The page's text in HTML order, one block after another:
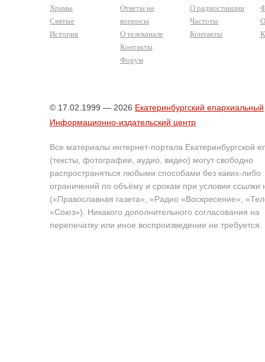
Храмы
Святые
История
Ответы на
вопросы
О телеканале
Контакты
Форум
О радиостанции
Частоты
Контакты
© 17.02.1999 — 2026 Екатеринбургский епархиальный
Информационно-издательский центр
Все материалы интернет-портала Екатеринбургской
(тексты, фотографии, аудио, видео) могут свободно
распространяться любыми способами без каких-либо
ограничений по объёму и срокам при условии ссылки
(«Православная газета», «Радио «Воскресение»,
«Союз»). Никакого дополнительного согласования на
перепечатку или иное воспроизведение не требуется.